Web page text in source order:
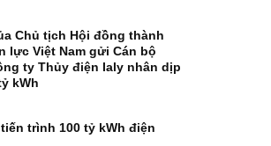
Chủ tịch Hội đồng thành
lực Việt Nam gửi Cán bộ
ty Thủy điện Ialy nhân dịp
kWh
trình 100 tỷ kWh điện